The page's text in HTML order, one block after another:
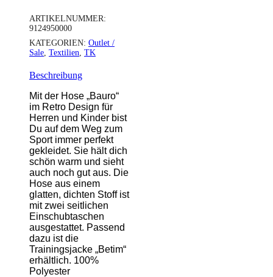
ARTIKELNUMMER:
9124950000
KATEGORIEN: Outlet /
Sale Textilien TK
Beschreibung
Mit der Hose „Bauro“
im Retro Design für
Herren und Kinder bist
Du auf dem Weg zum
Sport immer perfekt
gekleidet. Sie hält dich
schön warm und sieht
auch noch gut aus. Die
Hose aus einem
glatten, dichten Stoff ist
mit zwei seitlichen
Einschubtaschen
ausgestattet. Passend
dazu ist die
Trainingsjacke „Betim“
erhältlich. 100%
Polyester